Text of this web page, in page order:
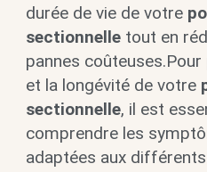
durée de vie de votre
sectionnelletout en
pannes
et la longévité de votre
sectionnelle, il est
comprendre les
adaptées aux